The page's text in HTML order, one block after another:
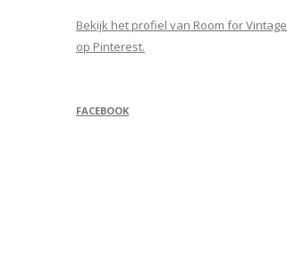
Bekijk het profiel van Room for Vintage
op Pinterest.
FACEBOOK